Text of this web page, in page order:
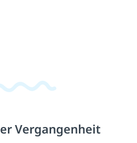
Vergangenheit